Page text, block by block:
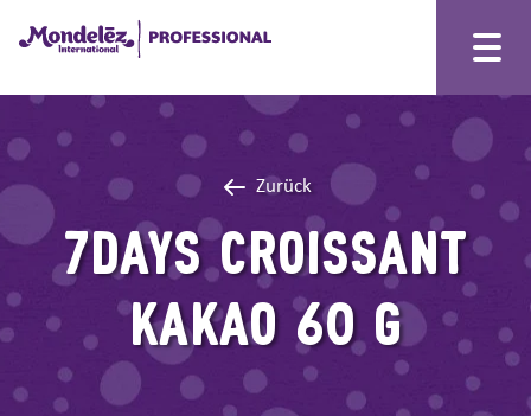
Zurück
7DAYS CROISSANT
KAKAO 60 G